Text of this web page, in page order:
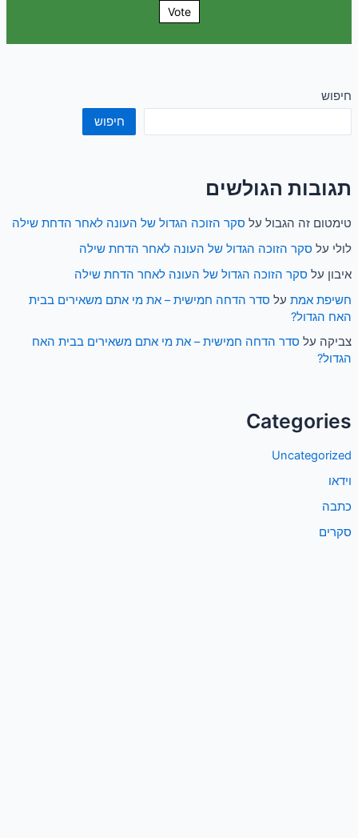
Vote
חיפוש
חיפוש
תגובות הגולשים
טימטום זה הגבולעלסקר הזוכה הגדול של העונה לאחר הדחת שילה
לוליעלסקר הזוכה הגדול של העונה לאחר הדחת שילה
איבוןעלסקר הזוכה הגדול של העונה לאחר הדחת שילה
חשיפת אמתעלסדר הדחה חמישית – את מי אתם משאירים בבית
האח הגדול?
צביקהעלסדר הדחה חמישית – את מי אתם משאירים בבית האח
הגדול?
Categories
Uncategorized
וידאו
כתבה
סקרים